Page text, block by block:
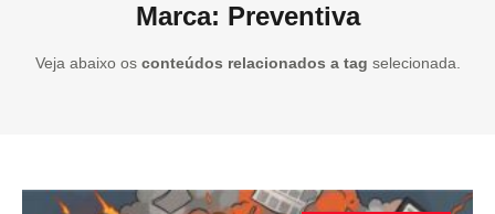
Marca: Preventiva
Veja abaixo os conteúdos relacionados a tag selecionada.